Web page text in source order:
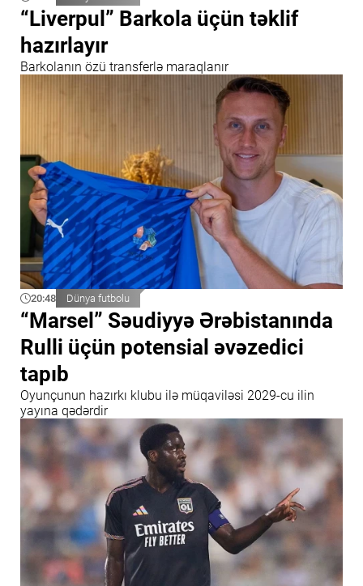
“Liverpul” Barkola üçün təklif
hazırlayır
Barkolanın özü transferlə maraqlanır
20:48 Dünya futbolu
“Marsel” Səudiyyə Ərəbistanında
Rulli üçün potensial əvəzedici
tapıb
Oyunçunun hazırkı klubu ilə müqaviləsi 2029-cu ilin
yayına qədərdir